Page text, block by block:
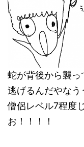
蛇が背後から襲
逃げるんだやなう
僧侶レベル7程度
お！！！！